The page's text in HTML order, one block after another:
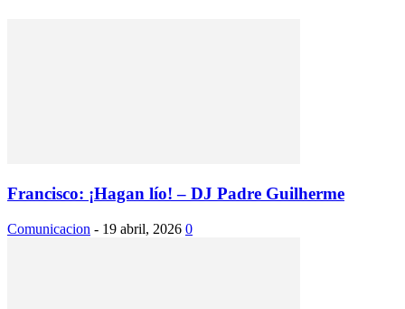
Francisco: ¡Hagan lío! – DJ Padre Guilherme
Comunicacion - 19 abril, 2026 0